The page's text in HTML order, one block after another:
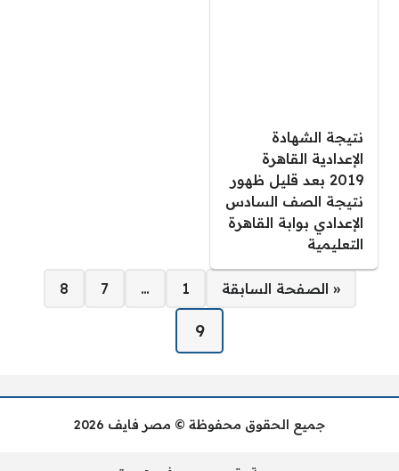
نتيجة الشهادة
الإعدادية القاهرة
2019 بعد قليل ظهور
نتيجة الصف السادس
الإعدادي بوابة القاهرة
التعليمية
« الصفحة السابقة 1
…
7
8
9
جميع الحقوق محفوظة © مصر فايف 2026